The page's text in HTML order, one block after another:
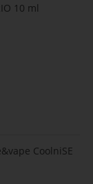
10 ml
CoolniSE